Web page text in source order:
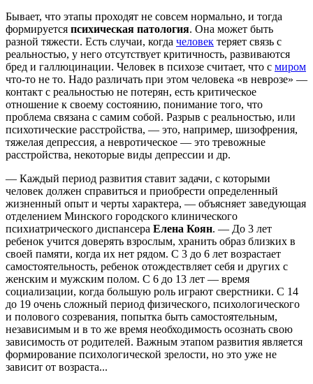
Бывает, что этапы проходят не совсем нормально, и тогда
формируется психическая патология. Она может быть
разной тяжести. Есть случаи, когда человек теряет связь с
реальностью, у него отсутствует критичность, развиваются
бред и галлюцинации. Человек в психозе считает, что с миром
что-то не то. Надо различать при этом человека «в неврозе» —
контакт с реальностью не потерян, есть критическое
отношение к своему состоянию, понимание того, что
проблема связана с самим собой. Разрыв с реальностью, или
психотические расстройства, — это, например, шизофрения,
тяжелая депрессия, а невротическое — это тревожные
расстройства, некоторые виды депрессии и др.
— Каждый период развития ставит задачи, с которыми
человек должен справиться и приобрести определенный
жизненный опыт и черты характера, — объясняет заведующая
отделением Минского городского клинического
психиатрического диспансера Елена Коян. — До 3 лет
ребенок учится доверять взрослым, хранить образ близких в
своей памяти, когда их нет рядом. С 3 до 6 лет возрастает
самостоятельность, ребенок отождествляет себя и других с
женским и мужским полом. С 6 до 13 лет — время
социализации, когда большую роль играют сверстники. С 14
до 19 очень сложный период физического, психологического
и полового созревания, попытка быть самостоятельным,
независимым и в то же время необходимость осознать свою
зависимость от родителей. Важным этапом развития является
формирование психологической зрелости, но это уже не
зависит от возраста...